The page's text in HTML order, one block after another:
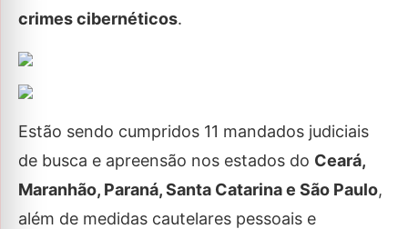
crimes cibernéticos.
Estão sendo cumpridos 11 mandados judiciais
de busca e apreensão nos estados do Ceará,
Maranhão, Paraná, Santa Catarina e São Paulo,
além de medidas cautelares pessoais e